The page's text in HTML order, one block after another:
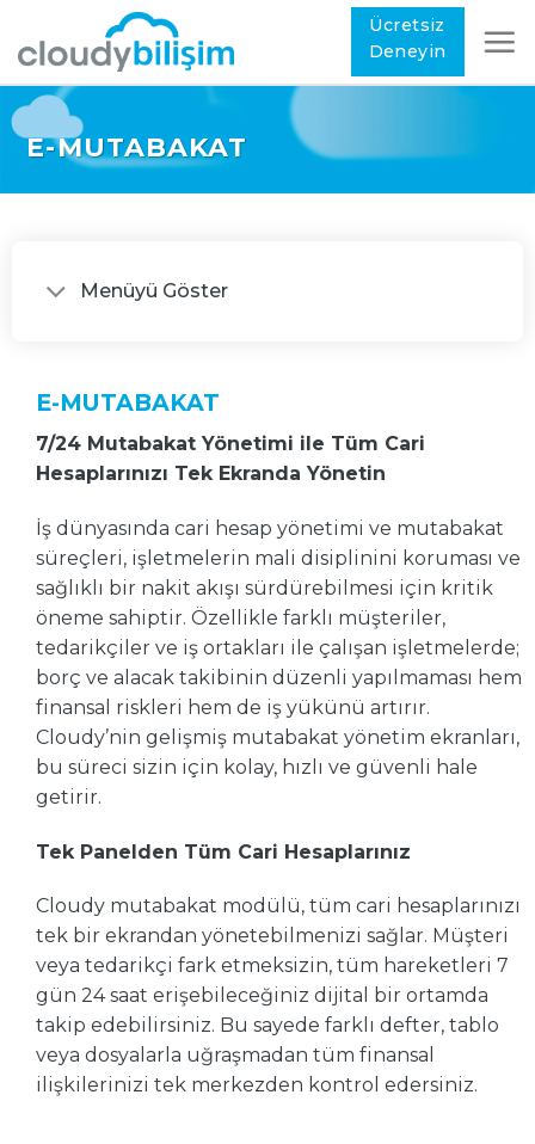
Ücretsiz
Deneyin
E-MUTABAKAT
Menüyü Göster
E-MUTABAKAT
7/24 Mutabakat Yönetimi ile Tüm Cari
Hesaplarınızı Tek Ekranda Yönetin
İş dünyasında cari hesap yönetimi ve mutabakat
süreçleri, işletmelerin mali disiplinini koruması ve
sağlıklı bir nakit akışı sürdürebilmesi için kritik
öneme sahiptir. Özellikle farklı müşteriler,
tedarikçiler ve iş ortakları ile çalışan işletmelerde;
borç ve alacak takibinin düzenli yapılmaması hem
finansal riskleri hem de iş yükünü artırır.
Cloudy’nin gelişmiş mutabakat yönetim ekranları,
bu süreci sizin için kolay, hızlı ve güvenli hale
getirir.
Tek Panelden Tüm Cari Hesaplarınız
Cloudy mutabakat modülü, tüm cari hesaplarınızı
tek bir ekrandan yönetebilmenizi sağlar. Müşteri
veya tedarikçi fark etmeksizin, tüm hareketleri 7
gün 24 saat erişebileceğiniz dijital bir ortamda
takip edebilirsiniz. Bu sayede farklı defter, tablo
veya dosyalarla uğraşmadan tüm finansal
ilişkilerinizi tek merkezden kontrol edersiniz.